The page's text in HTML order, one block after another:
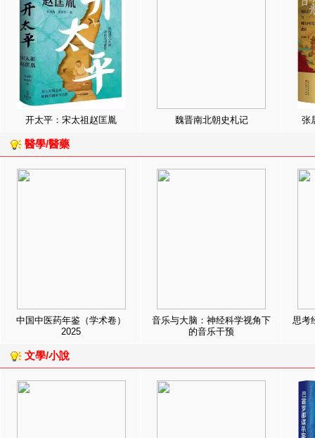
开太平：宋太祖赵匡胤 魏晋南北朝史札记 张
醫學/醫藥
中国中医药年鉴（学术卷）
2025
音乐与大脑：神经科学视角下
的音乐干预
思考
文學/小說